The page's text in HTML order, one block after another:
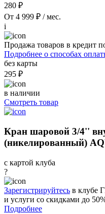
280 ₽
От 4 999 ₽ / мес.
i
Продажа товаров в кредит
Подробнее о способах
без карты
295 ₽
в наличии
Смотреть товар
Кран шаровой 3/4''
(никелированный)
с картой клуба
?
Зарегистрируйтесь в клубе
и услуги со скидками до
Подробнее